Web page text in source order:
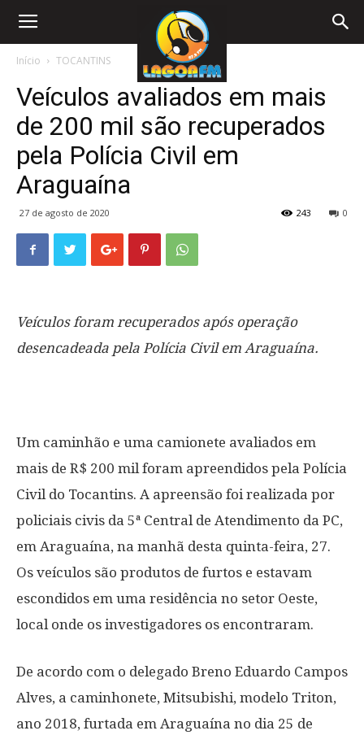
Início TOCANTINS
Veículos avaliados em mais
de 200 mil são recuperados
pela Polícia Civil em
Araguaína
27 de agosto de 2020 0
243
Veículos foram recuperados após operação
desencadeada pela Polícia Civil em Araguaína.
Um caminhão e uma camionete avaliados em
mais de R$ 200 mil foram apreendidos pela Polícia
Civil do Tocantins. A apreensão foi realizada por
policiais civis da 5ª Central de Atendimento da PC,
em Araguaína, na manhã desta quinta-feira, 27.
Os veículos são produtos de furtos e estavam
escondidos em uma residência no setor Oeste,
local onde os investigadores os encontraram.
De acordo com o delegado Breno Eduardo Campos
Alves, a caminhonete, Mitsubishi, modelo Triton,
ano 2018, furtada em Araguaína no dia 25 de